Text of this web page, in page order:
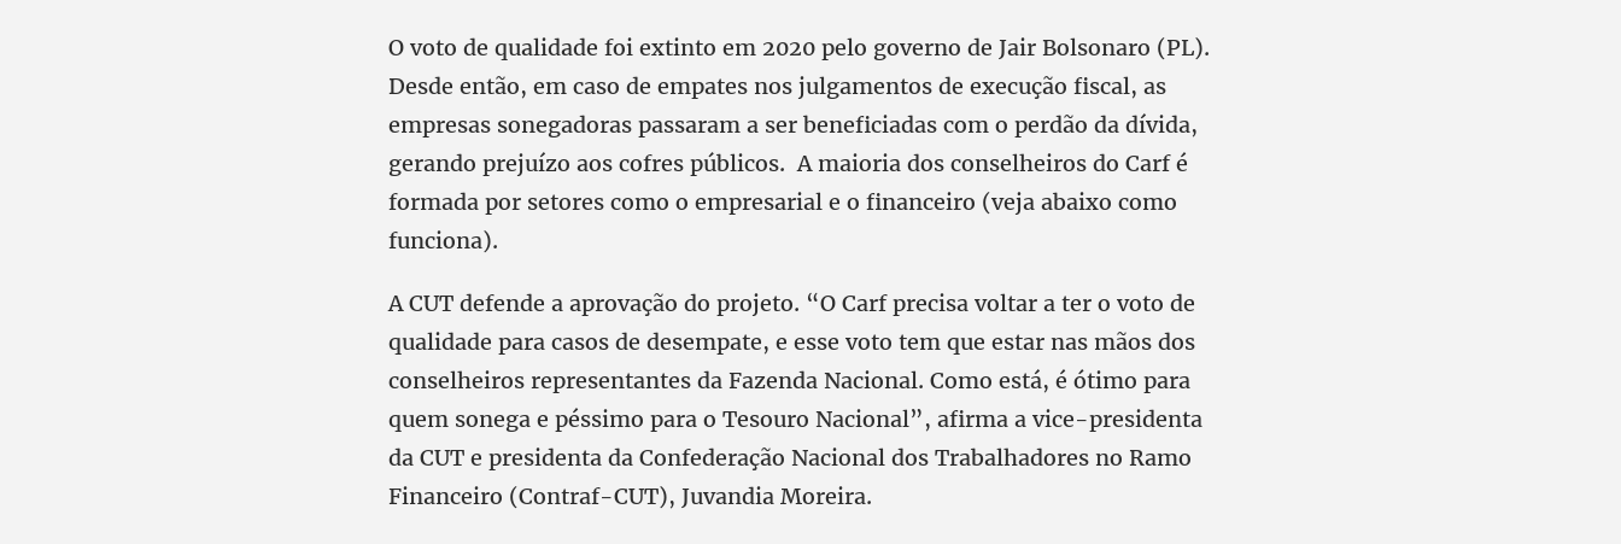
O voto de qualidade foi extinto em 2020 pelo governo de Jair Bolsonaro (PL).
Desde então, em caso de empates nos julgamentos de execução fiscal, as
empresas sonegadoras passaram a ser beneficiadas com o perdão da dívida,
gerando prejuízo aos cofres públicos. A maioria dos conselheiros do Carf é
formada por setores como o empresarial e o financeiro (veja abaixo como
funciona).
A CUT defende a aprovação do projeto. “O Carf precisa voltar a ter o voto de
qualidade para casos de desempate, e esse voto tem que estar nas mãos dos
conselheiros representantes da Fazenda Nacional. Como está, é ótimo para
quem sonega e péssimo para o Tesouro Nacional”, afirma a vice-presidenta
da CUT e presidenta da Confederação Nacional dos Trabalhadores no Ramo
Financeiro (Contraf-CUT), Juvandia Moreira.